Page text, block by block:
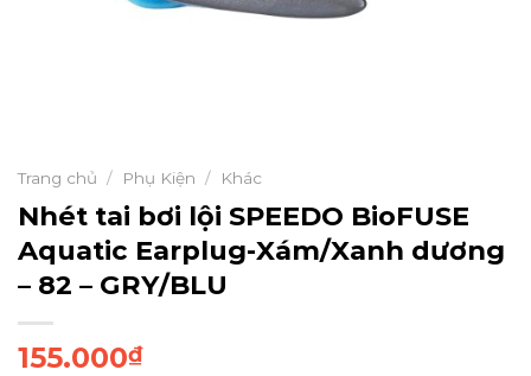
Trang chủ / Phụ Kiện / Khác
Nhét tai bơi lội SPEEDO BioFUSE
Aquatic Earplug-Xám/Xanh dương
– 82 – GRY/BLU
155.000₫